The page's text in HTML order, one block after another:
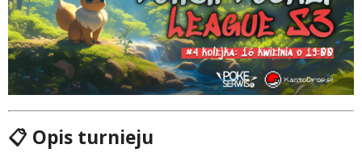
📋 Opis turnieju